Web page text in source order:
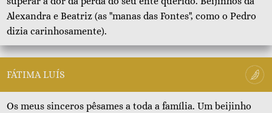
Alexandra e Beatriz (as "manas das Fontes", como o Pedro
dizia carinhosamente).
FÁTIMA LUÍS
Os meus sinceros pêsames a toda a família. Um beijinho